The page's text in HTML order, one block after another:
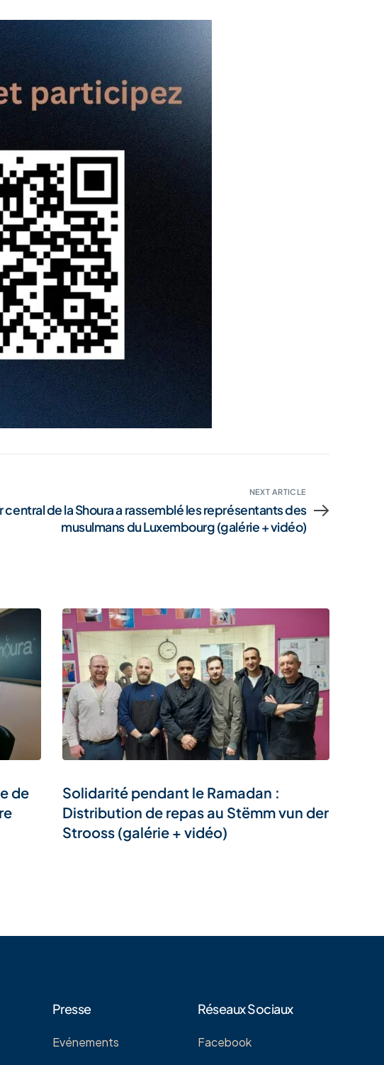
NEXT ARTICLE
central de la Shoura a rassemblé les représentants des
musulmans du Luxembourg (galérie + vidéo)
de
Solidarité pendant le Ramadan :
Distribution de repas au Stëmm vun der
Strooss (galérie + vidéo)
Presse
Evénements
Réseaux Sociaux
Facebook